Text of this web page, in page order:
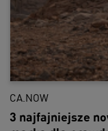
CA.NOW
3 najfajniejsze